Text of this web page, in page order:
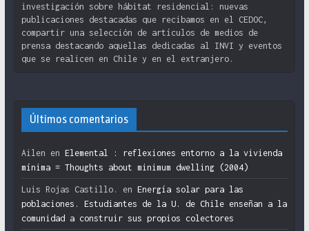
investigación sobre hábitat residencial: nuevas
publicaciones destacadas que recibamos en el CEDOC,
compartir una selección de artículos de medios de
prensa destacando aquellas dedicadas al INVI y eventos
que se realicen en Chile y en el extranjero.
Últimos comentarios
Ailen en Elemental : reflexiones entorno a la vivienda
mínima = Thoughts about minimum dwelling (2004)
Luis Rojas Castillo. en Energía solar para las
poblaciones. Estudiantes de la U. de Chile enseñan a la
comunidad a construir sus propios colectores